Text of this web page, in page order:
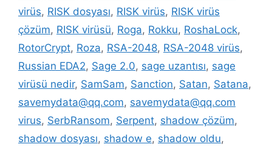
virüs, RISK dosyası, RISK virüs, RISK virüs
çözüm, RISK virüsü, Roga, Rokku, RoshaLock,
RotorCrypt, Roza, RSA-2048, RSA-2048 virüs,
Russian EDA2, Sage 2.0, sage uzantısı, sage
virüsü nedir, SamSam, Sanction, Satan, Satana,
savemydata@qq.com, savemydata@qq.com
virus, SerbRansom, Serpent, shadow çözüm,
shadow dosyası, shadow e, shadow oldu,